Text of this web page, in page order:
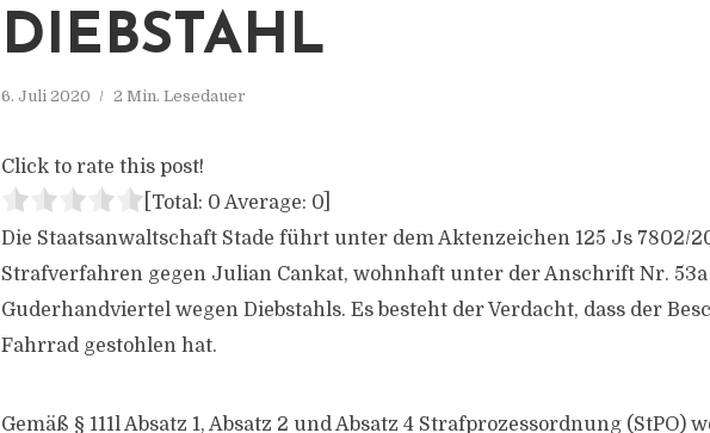
DIEBSTAHL
6. Juli 2020 2 Min. Lesedauer
Click to rate this post!
[Total: 0 Average: 0
Die Staatsanwaltschaft Stade führt unter dem Aktenzeichen 125 Js 7802/
Strafverfahren gegen Julian Cankat, wohnhaft unter der Anschrift Nr. 53a
Guderhandviertel wegen Diebstahls. Es besteht der Verdacht, dass der
Fahrrad gestohlen hat.
Gemäß § 111l Absatz 1, Absatz 2 und Absatz 4 Strafprozessordnung (StPO)